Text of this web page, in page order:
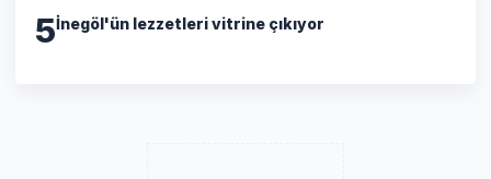
5İnegöl'ün lezzetleri vitrine çıkıyor